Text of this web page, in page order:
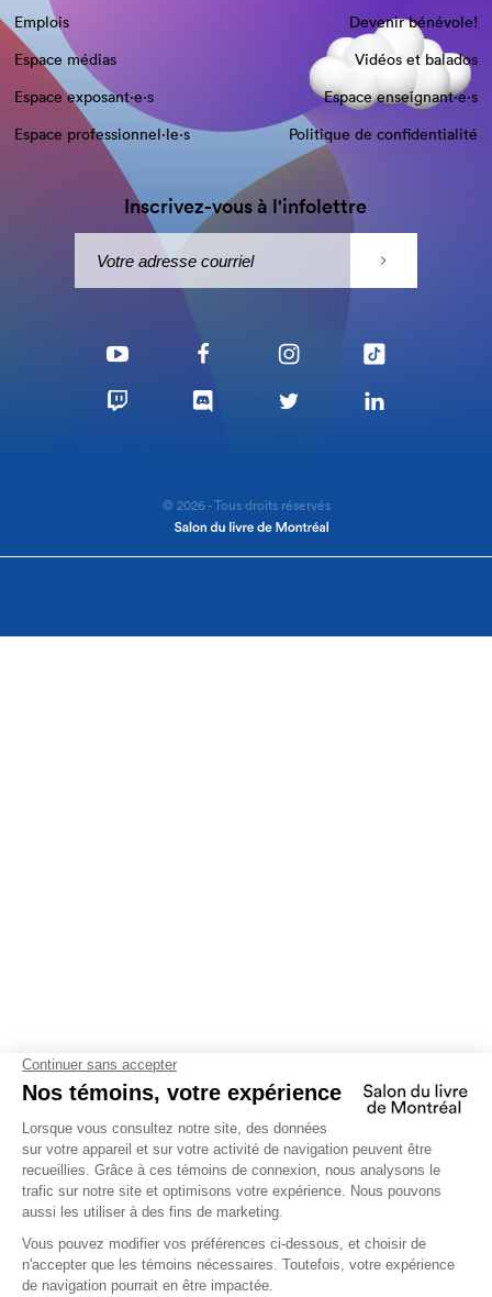
Emplois
Devenir bénévole!
Espace médias
Vidéos et balados
Espace exposant·e⋅s
Espace enseignant·e⋅s
Espace professionnel·le⋅s
Politique de confidentialité
Inscrivez-vous à l'infolettre
© 2026 - Tous droits réservés